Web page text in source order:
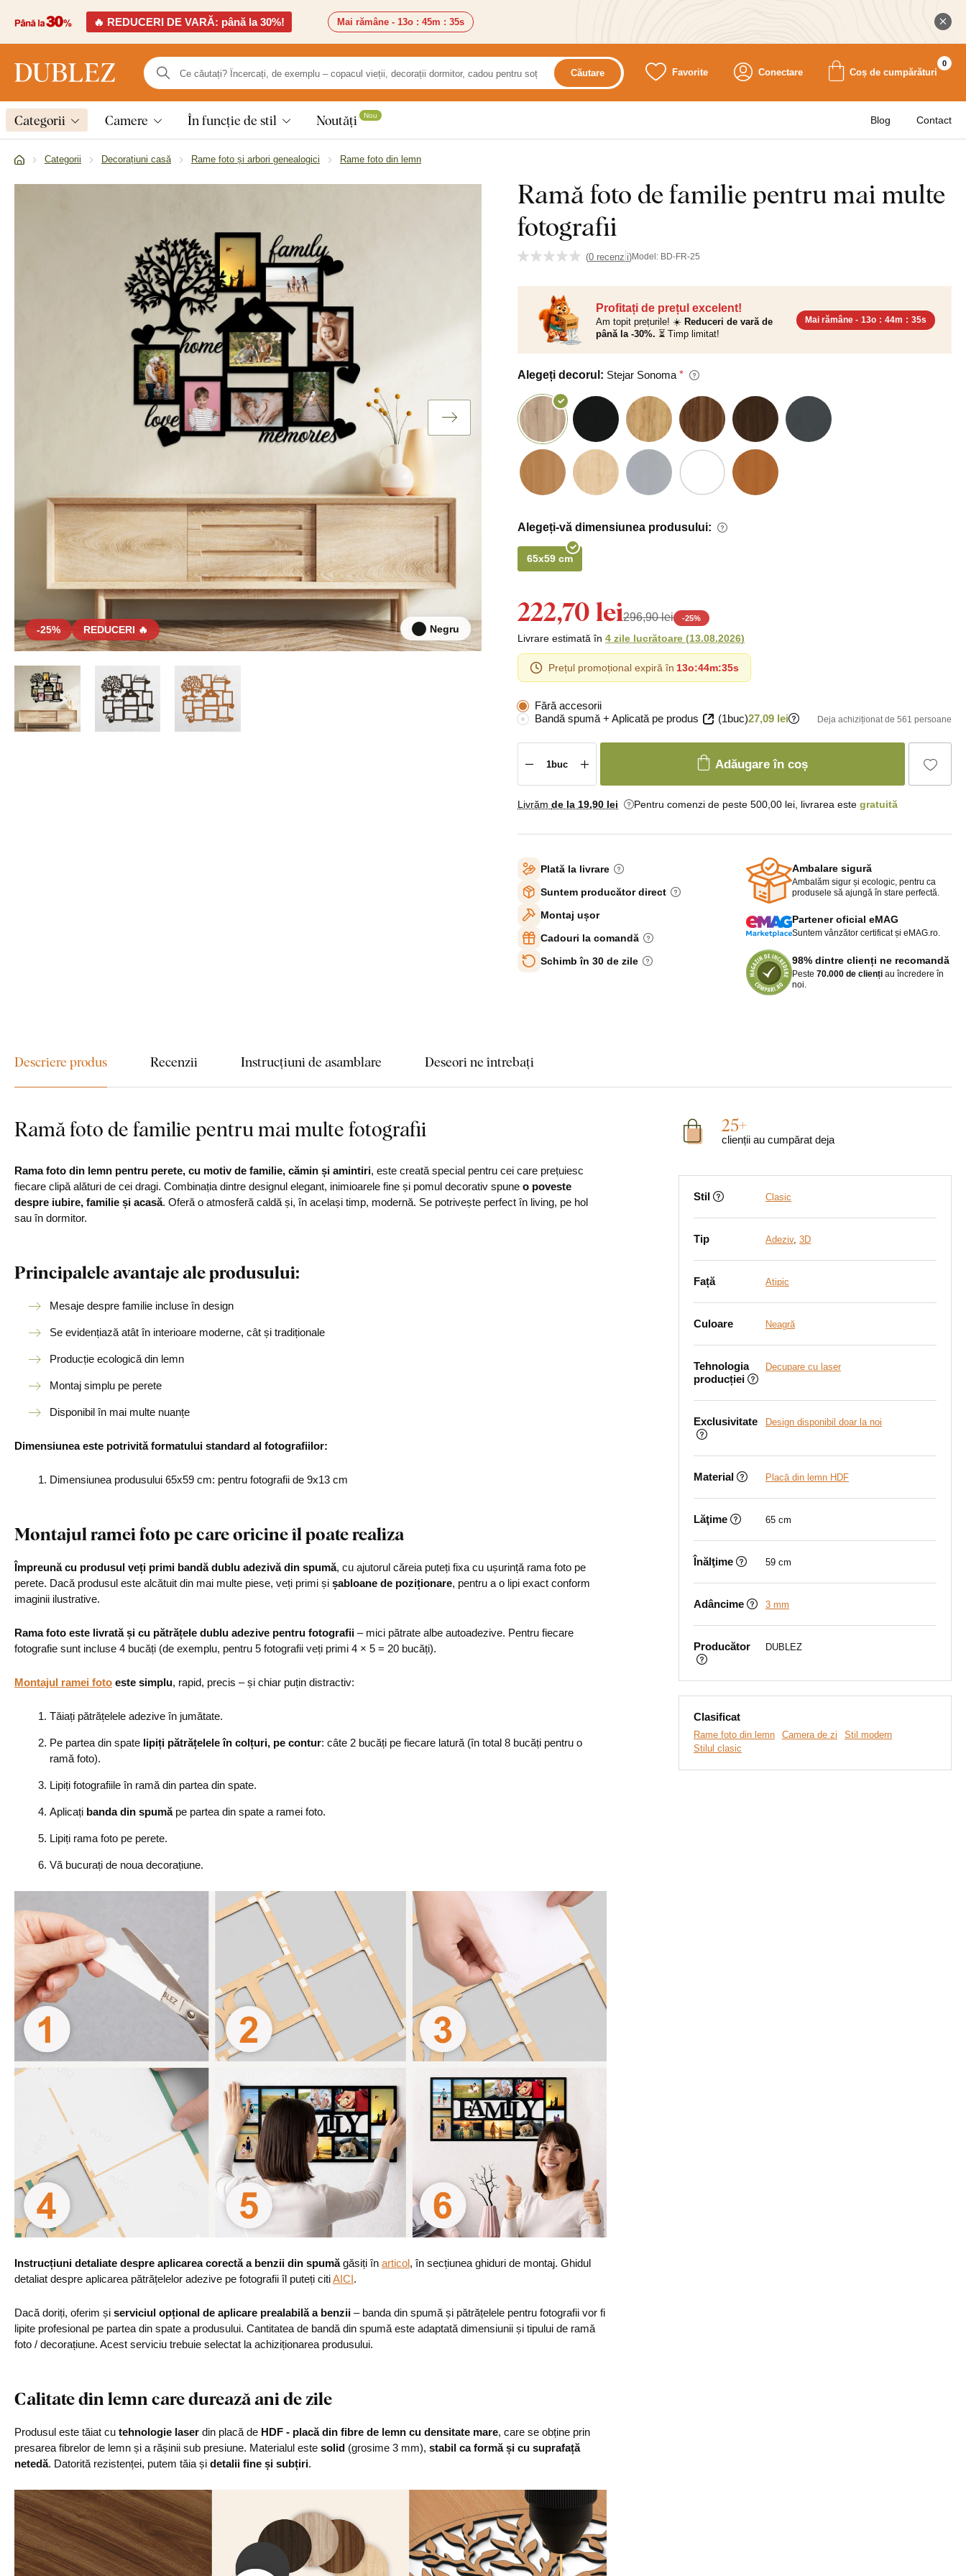
🔥 REDUCERI DE VARĂ: până la 30%! Mai rămâne - 13o : 45m : 34s
Căutare Favorite Conectare Coș de cumpărături
0
Categorii Camere În funcție de stil Noutăți Nou Blog Contact
Categorii Decorațiuni casă Rame foto și arbori genealogici Rame foto din lemn
Ramă foto de familie pentru mai multe
fotografii
(0 recenzii)Model: BD-FR-25
-25% REDUCERI 🔥 Negru
Profitați de prețul excelent!
Am topit prețurile! ☀️ Reduceri de vară de
până la -30%. ⏳ Timp limitat!
Mai rămâne - 13o : 44m : 34s
Alegeți decorul: Stejar Sonoma
Alegeți-vă dimensiunea produsului:
65x59 cm
222,70 lei296,90 lei -25%
Livrare estimată în 4 zile lucrătoare (13.08.2026)
Prețul promoțional expiră în 13o:44m:34s
Fără accesorii
Bandă spumă + Aplicată pe produs
(1buc)27,09 lei Deja achiziționat de 561 persoane
Adăugare în coș
Livrăm de la 19,90 lei Pentru comenzi de peste 500,00 lei, livrarea este gratuită
Plată la livrare
Suntem producător direct
Montaj ușor
Cadouri la comandă
Schimb în 30 de zile
Ambalare sigură
Ambalăm sigur și ecologic, pentru ca
produsele să ajungă în stare perfectă.
Partener oficial eMAG
Suntem vânzător certificat și eMAG.ro.
98% dintre clienți ne recomandă
Peste 70.000 de clienți au încredere în
noi.
Descriere produs Recenzii Instrucțiuni de asamblare Deseori ne întrebați
Ramă foto de familie pentru mai multe fotografii
Rama foto din lemn pentru perete, cu motiv de familie, cămin și amintiri, este creată special pentru cei care prețuiesc
fiecare clipă alături de cei dragi. Combinația dintre designul elegant, inimioarele fine și pomul decorativ spune o poveste
despre iubire, familie și acasă. Oferă o atmosferă caldă și, în același timp, modernă. Se potrivește perfect în living, pe hol
sau în dormitor.
Principalele avantaje ale produsului:
Mesaje despre familie incluse în design
Se evidențiază atât în interioare moderne, cât și tradiționale
Producție ecologică din lemn
Montaj simplu pe perete
Disponibil în mai multe nuanțe
Dimensiunea este potrivită formatului standard al fotografiilor:
Dimensiunea produsului 65x59 cm: pentru fotografii de 9x13 cm
Montajul ramei foto pe care oricine îl poate realiza
Împreună cu produsul veți primi bandă dublu adezivă din spumă, cu ajutorul căreia puteți fixa cu ușurință rama foto pe
perete. Dacă produsul este alcătuit din mai multe piese, veți primi și șabloane de poziționare, pentru a o lipi exact conform
imaginii ilustrative.
Rama foto este livrată și cu pătrățele dublu adezive pentru fotografii – mici pătrate albe autoadezive. Pentru fiecare
fotografie sunt incluse 4 bucăți (de exemplu, pentru 5 fotografii veți primi 4 × 5 = 20 bucăți).
Montajul ramei foto este simplu, rapid, precis – și chiar puțin distractiv:
Tăiați pătrățelele adezive în jumătate.
Pe partea din spate lipiți pătrățelele în colțuri, pe contur: câte 2 bucăți pe fiecare latură (în total 8 bucăți pentru o
ramă foto).
Lipiți fotografiile în ramă din partea din spate.
Aplicați banda din spumăpe partea din spate a ramei foto.
Lipiți rama foto pe perete.
Vă bucurați de noua decorațiune.
Instrucțiuni detaliate despre aplicarea corectă a benzii din spumăgăsiți în articol, în secțiunea ghiduri de montaj. Ghidul
detaliat despre aplicarea pătrățelelor adezive pe fotografii îl puteți citiAICI.
Dacă doriți, oferim și serviciul opțional de aplicare prealabilă a benzii – banda din spumă și pătrățelele pentru fotografii vor fi
lipite profesional pe partea din spate a produsului. Cantitatea de bandă din spumă este adaptată dimensiunii și tipului de ramă
foto / decorațiune. Acest serviciu trebuie selectat la achiziționarea produsului.
Calitate din lemn care durează ani de zile
Produsul este tăiat cu tehnologie laser din placă de HDF - placă din fibre de lemn cu densitate mare, care se obține prin
presarea fibrelor de lemn și a rășinii sub presiune. Materialul este solid (grosime 3 mm), stabil ca formă și cu suprafață
netedă. Datorită rezistenței, putem tăia și detalii fine și subțiri.
25+
clienții au cumpărat deja
Stil Clasic
Tip Adeziv, 3D
Față Atipic
Culoare Neagră
Tehnologia
producției
Decupare cu laser
Exclusivitate Design disponibil doar la noi
Material Placă din lemn HDF
Lăţime 65 cm
Înălţime 59 cm
Adâncime 3 mm
Producător DUBLEZ
Clasificat
Rame foto din lemn Camera de zi
Stil modern
Stilul clasic